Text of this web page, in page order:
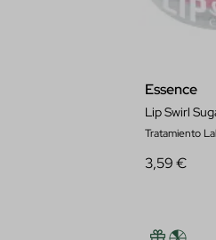
Essence
Lip Swirl
Tratamiento
3,59 €